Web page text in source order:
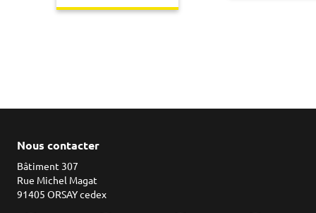
Nous contacter
Bâtiment 307
Rue Michel Magat
91405 ORSAY cedex